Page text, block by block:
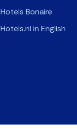
Hotels Bonaire
Hotels.nl in English
>